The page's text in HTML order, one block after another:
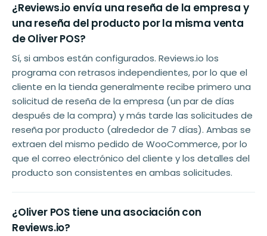
¿Reviews.io envía una reseña de la empresa y
una reseña del producto por la misma venta
de Oliver POS?
Sí, si ambos están configurados. Reviews.io los
programa con retrasos independientes, por lo que el
cliente en la tienda generalmente recibe primero una
solicitud de reseña de la empresa (un par de días
después de la compra) y más tarde las solicitudes de
reseña por producto (alrededor de 7 días). Ambas se
extraen del mismo pedido de WooCommerce, por lo
que el correo electrónico del cliente y los detalles del
producto son consistentes en ambas solicitudes.
¿Oliver POS tiene una asociación con
Reviews.io?